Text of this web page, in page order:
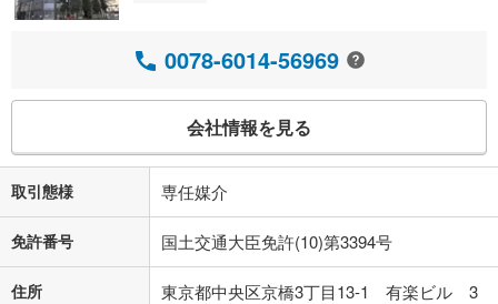
0078-6014-56969
会社情報を見る
取引態様 専任媒介
免許番号 国土交通大臣免許(10)第3394号
住所
東京都中央区京橋3丁目13-1 有楽ビル 3